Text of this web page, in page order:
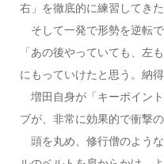
右」を徹底的に練習してきた
そして一発で形勢を逆転で
「あの後やっていても、左
にもっていけたと思う。納
増田自身が「キーポイン
ブが、非常に効果的で衝撃
頭を丸め、修行僧のよう